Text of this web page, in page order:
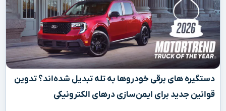
دستگیره‌ های برقی خودروها به تله تبدیل شده‌اند؟ تدوین
قوانین جدید برای ایمن‌سازی درهای الکترونیکی